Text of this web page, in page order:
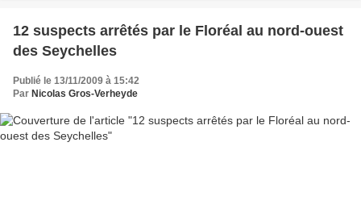
12 suspects arrêtés par le Floréal au nord-ouest
des Seychelles
Publié le 13/11/2009 à 15:42
Par Nicolas Gros-Verheyde